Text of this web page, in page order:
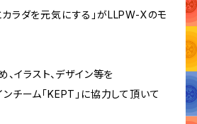
カラダを元気にする」がLLPW-Xのモ
イラスト、デザイン等を
チーム「KEPT」に協力して頂いて